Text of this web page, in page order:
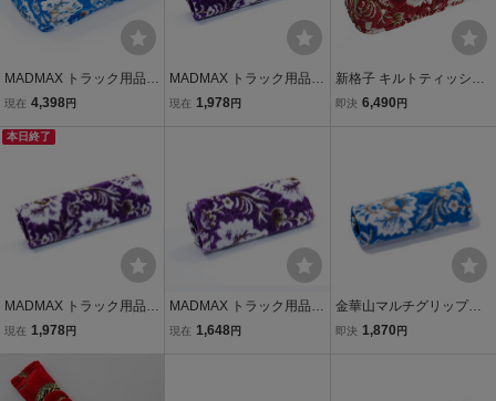
MADMAX トラック用品
金華山 新格子 ティッシュ
ー インテリア【送料800
現在 4,398円
MADMAX トラック用品
金華山 新格子 マルチカバ
現在 1,978円
新格子 キルトティッシュ
カバー 金華山小物 収納グ
即決 6,490 円
本日終了
MADMAX トラック用品
金華山 新格子 マルチカバ
クセサリー インテリア
【送料800円】
現在 1,978円
MADMAX トラック用品
金華山 新格子 マルチカバ
現在 1,648円
金華山マルチグリップカ
バー 雅製 新格子 ブル
即決 1,870 円